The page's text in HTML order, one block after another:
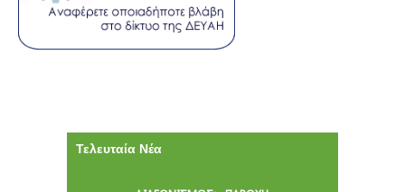
Τελευταία Νέα